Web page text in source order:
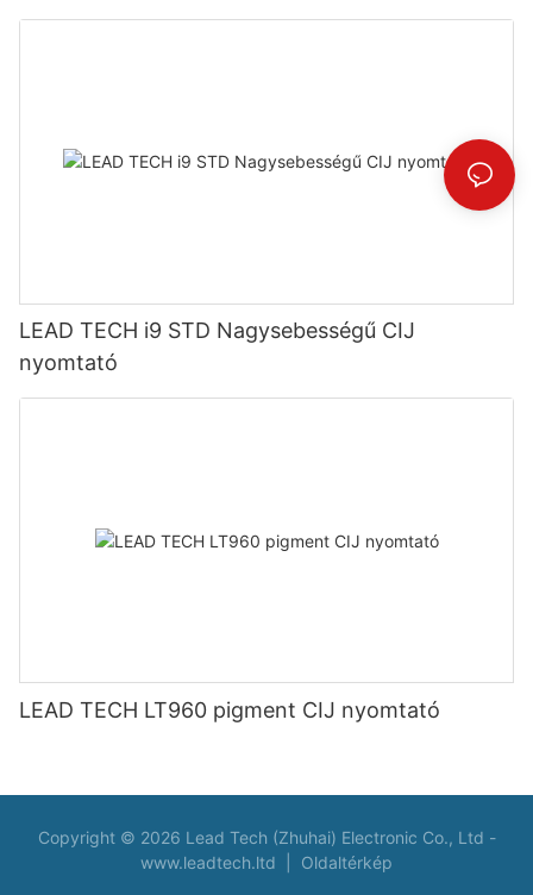
LEAD TECH i9 STD Nagysebességű CIJ
nyomtató
LEAD TECH LT960 pigment CIJ nyomtató
Copyright © 2026 Lead Tech (Zhuhai) Electronic Co., Ltd -
www.leadtech.ltd
Oldaltérkép